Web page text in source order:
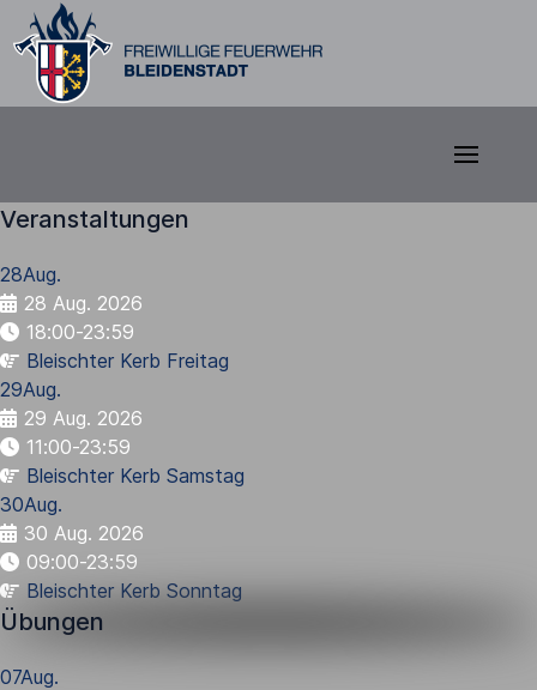
Veranstaltungen
28Aug.
28 Aug. 2026
18:00-23:59
Bleischter Kerb Freitag
29Aug.
29 Aug. 2026
11:00-23:59
Bleischter Kerb Samstag
30Aug.
30 Aug. 2026
09:00-23:59
Bleischter Kerb Sonntag
Übungen
07Aug.